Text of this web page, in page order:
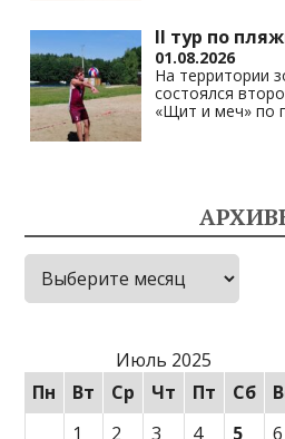
II тур по
01.08.2026
На территории
состоялся
«Щит и меч» по
Архивы
Июль 2025
Пн
Вт Ср Чт Пт Сб
1
2 3 4 5 6